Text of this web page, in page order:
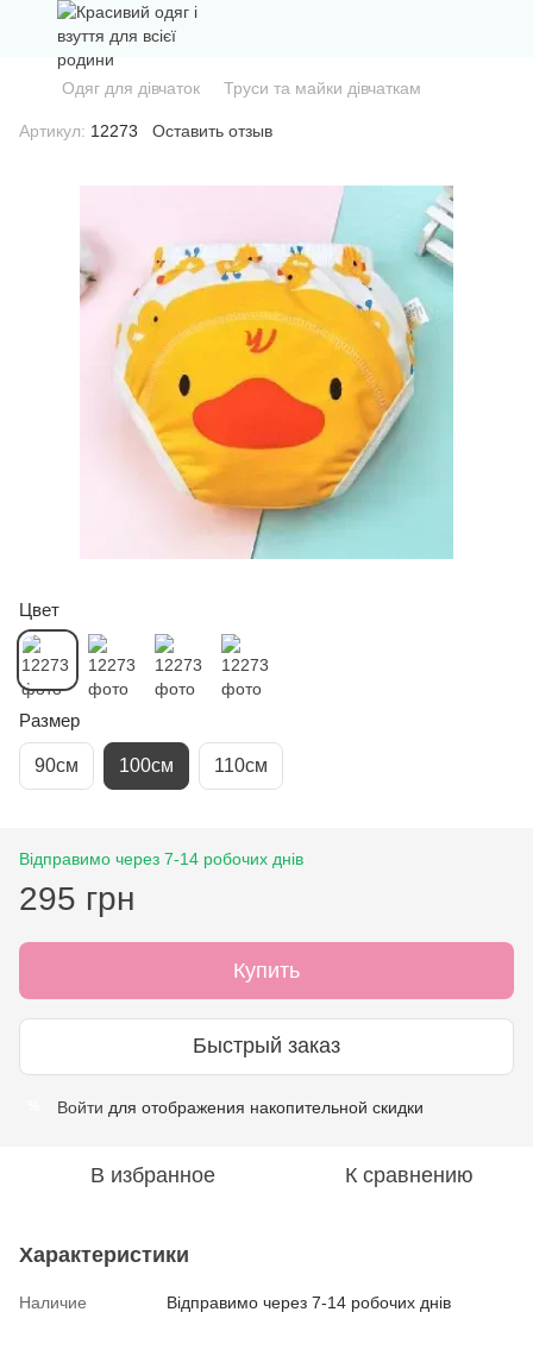
Одяг для дівчаток Труси та майки дівчаткам
Артикул: 12273 Оставить отзыв
Цвет
Размер
90см 100см 110см
Відправимо через 7-14 робочих днів
295 грн
Купить
Быстрый заказ
Войти для отображения накопительной скидки
В избранное К сравнению
Характеристики
Наличие Відправимо через 7-14 робочих днів